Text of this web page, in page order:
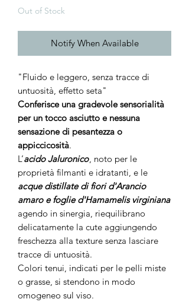
Out of Stock
Notify When Available
"Fluido e leggero, senza tracce di
untuosità, effetto seta"
Conferisce una gradevole sensorialità
per un tocco asciutto e nessuna
sensazione di pesantezza o
appiccicosità.
L’acido Jaluronico , noto per le
proprietà filmanti e idratanti, e le
acque distillate di fiori d'Arancio
amaro e foglie d'Hamamelis virginiana
agendo in sinergia, riequilibrano
delicatamente la cute aggiungendo
freschezza alla texture senza lasciare
tracce di untuosità.
Colori tenui, indicati per le pelli miste
o grasse, si stendono in modo
omogeneo sul viso.